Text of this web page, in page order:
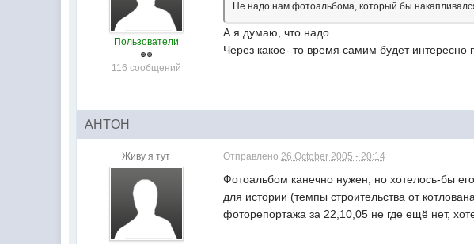
Пользователи
116 сообщений
Не надо нам фотоальбома, который бы
А я думаю, что надо.
Через какое- то время самим будет интересно
AHTOH
Живу я тут Отправлено26 October 2005 - 20:14
Фотоальбом канечно нужен, но хотелось-бы
для истории (темпы строительства от
фоторепортажа за 22,10,05 не где ещё нет,